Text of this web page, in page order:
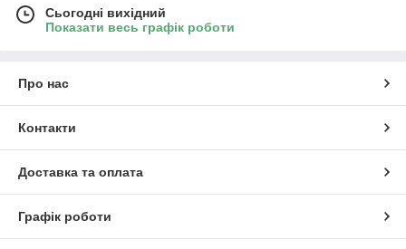
Сьогодні вихідний
Показати весь графік роботи
Про нас
Контакти
Доставка та оплата
Графік роботи